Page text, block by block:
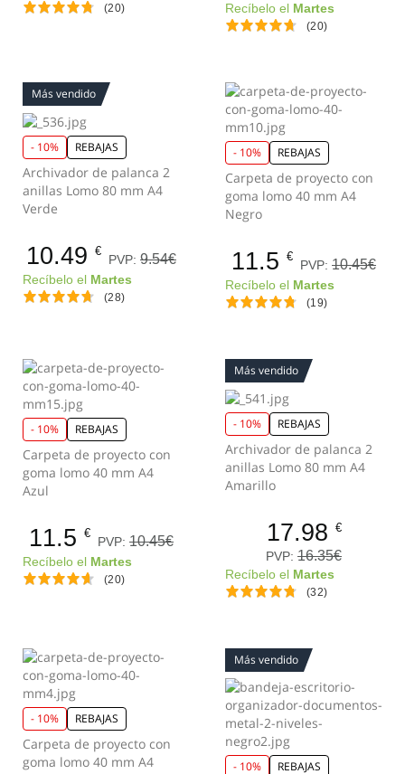
(20) Recíbelo el Martes
(20)
Más vendido
- 10% REBAJAS
Archivador de palanca 2
anillas Lomo 80 mm A4
Verde
10.49 €
PVP: 9.54€
Recíbelo el Martes
(28)
- 10% REBAJAS
Carpeta de proyecto con
goma lomo 40 mm A4
Negro
11.5 €
PVP: 10.45€
Recíbelo el Martes
(19)
- 10% REBAJAS
Carpeta de proyecto con
goma lomo 40 mm A4
Azul
11.5 €
PVP: 10.45€
Recíbelo el Martes
(20)
Más vendido
- 10% REBAJAS
Archivador de palanca 2
anillas Lomo 80 mm A4
Amarillo
17.98 €
PVP: 16.35€
Recíbelo el Martes
(32)
- 10% REBAJAS
Carpeta de proyecto con
goma lomo 40 mm A4
Más vendido
- 10% REBAJAS